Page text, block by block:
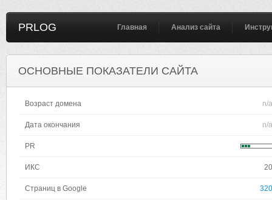
PRLOG Главная Анализ сайта
ОСНОВНЫЕ ПОКАЗАТЕЛИ САЙТА
Возраст домена n/a
Дата окончания n/a
PR
ИКС 20
Страниц в Google 320